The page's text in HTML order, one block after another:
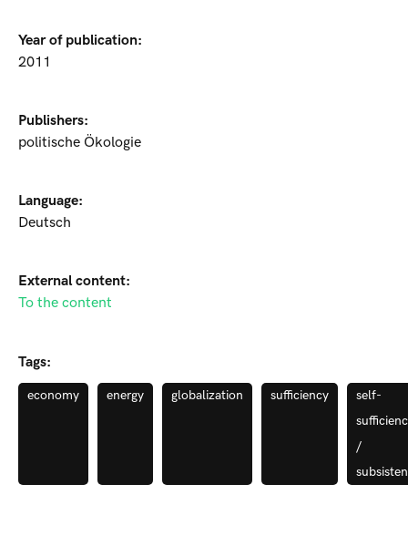
Year of publication:
2011
Publishers:
politische Ökologie
Language:
Deutsch
External content:
To the content
Tags:
economy energy globalization sufficiency
self-
/